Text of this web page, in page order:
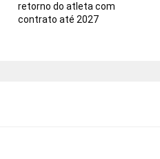
retorno do atleta com
contrato até 2027